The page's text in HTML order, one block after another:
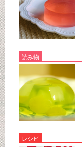
読み物
レシピ